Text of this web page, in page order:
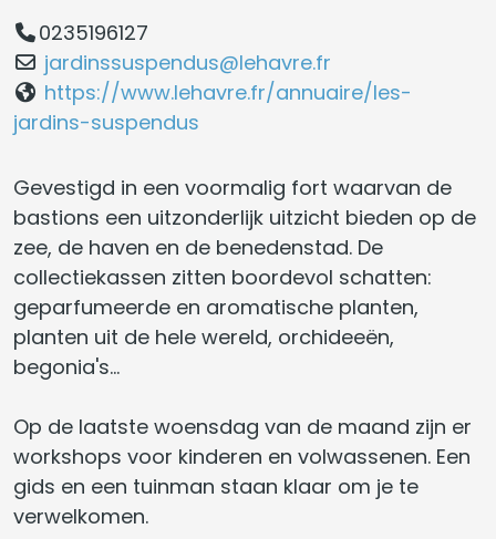
0235196127
jardinssuspendus@lehavre.fr
https://www.lehavre.fr/annuaire/les-
jardins-suspendus
Gevestigd in een voormalig fort waarvan de
bastions een uitzonderlijk uitzicht bieden op de
zee, de haven en de benedenstad. De
collectiekassen zitten boordevol schatten:
geparfumeerde en aromatische planten,
planten uit de hele wereld, orchideeën,
begonia's...
Op de laatste woensdag van de maand zijn er
workshops voor kinderen en volwassenen. Een
gids en een tuinman staan klaar om je te
verwelkomen.